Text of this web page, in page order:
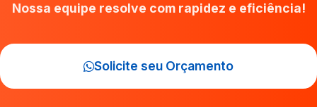
Nossa equipe resolve com rapidez e eficiência!
Solicite seu Orçamento